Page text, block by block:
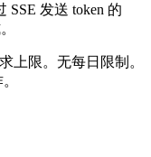
发送 token 的
上限。无每日限制。